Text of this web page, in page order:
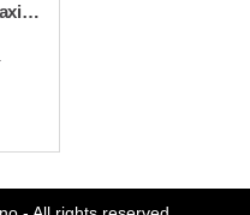
UMBRO Maximo Håndball 3